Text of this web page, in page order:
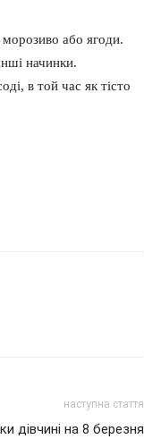
або ягоди.
начинки.
в той час як тісто
наступна стаття
дівчині на 8 березня